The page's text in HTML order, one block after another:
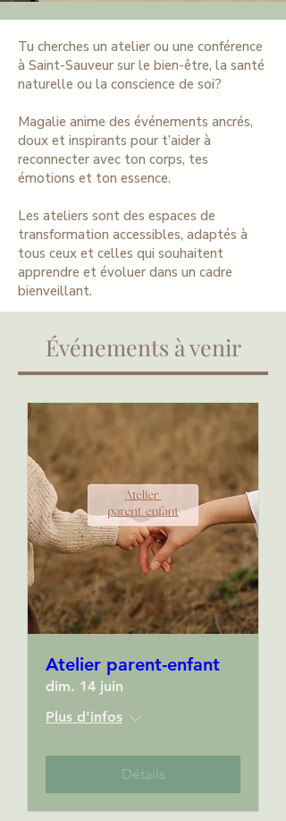
Tu cherches un atelier ou une conférence
à Saint-Sauveur sur le bien-être, la santé
naturelle ou la conscience de soi?
Magalie anime des événements ancrés,
doux et inspirants pour t’aider à
reconnecter avec ton corps, tes
émotions et ton essence.
Les ateliers sont des espaces de
transformation accessibles, adaptés à
tous ceux et celles qui souhaitent
apprendre et évoluer dans un cadre
bienveillant.
Événements à venir
Atelier parent-enfant
dim. 14 juin
Plus d'infos
Détails